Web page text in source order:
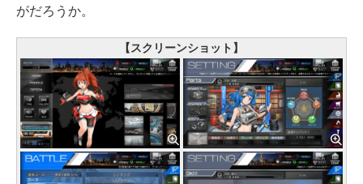
がだろうか。
【スクリーンショット】